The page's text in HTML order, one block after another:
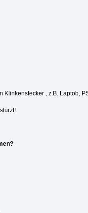
, z.B. Laptob,